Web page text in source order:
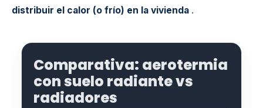
distribuir el calor (o frío) en la vivienda .
Comparativa: aerotermia
con suelo radiante vs
radiadores